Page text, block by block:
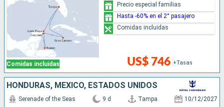
Comidas incluidas US$ 746 +Tasas
Precio especial familias
Hasta -60% en el 2° pasajero
Comidas incluidas
HONDURAS, MÉXICO, ESTADOS UNIDOS
Serenade of the Seas 9 d Tampa 10/12/2027